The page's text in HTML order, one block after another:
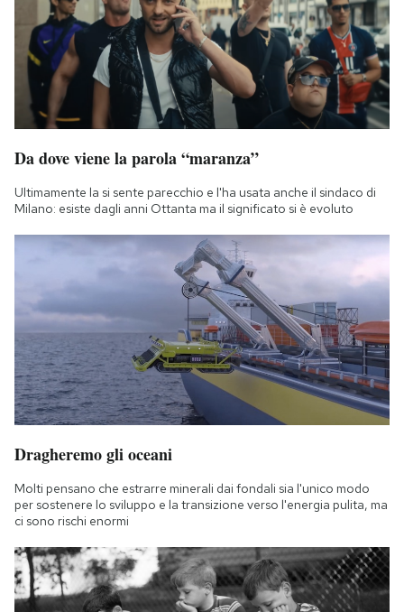
Da dove viene la parola “maranza”
Ultimamente la si sente parecchio e l'ha usata anche il sindaco di
Milano: esiste dagli anni Ottanta ma il significato si è evoluto
Dragheremo gli oceani
Molti pensano che estrarre minerali dai fondali sia l'unico modo
per sostenere lo sviluppo e la transizione verso l'energia pulita, ma
ci sono rischi enormi